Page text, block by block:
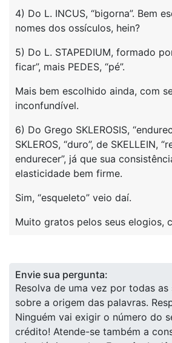
4) Do L. INCUS, “bigorna”. Bem
nomes dos ossículos, hein?
5) Do L. STAPEDIUM, formado
ficar”, mais PEDES, “pé”.
Mais bem escolhido ainda, com
inconfundível.
6) Do Grego SKLEROSIS,
SKLEROS, “duro”, de SKELLEIN,
endurecer”, já que sua
elasticidade bem firme.
Sim, “esqueleto” veio daí.
Muito gratos pelos seus elogios,
Envie sua pergunta:
Resolva de uma vez por todas as
sobre a origem das palavras.
Ninguém vai exigir o número do
crédito! Atende-se também a